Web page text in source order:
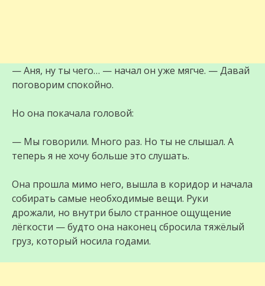
— Аня, ну ты чего… — начал он уже мягче. — Давай
поговорим спокойно.
Но она покачала головой:
— Мы говорили. Много раз. Но ты не слышал. А
теперь я не хочу больше это слушать.
Она прошла мимо него, вышла в коридор и начала
собирать самые необходимые вещи. Руки
дрожали, но внутри было странное ощущение
лёгкости — будто она наконец сбросила тяжёлый
груз, который носила годами.